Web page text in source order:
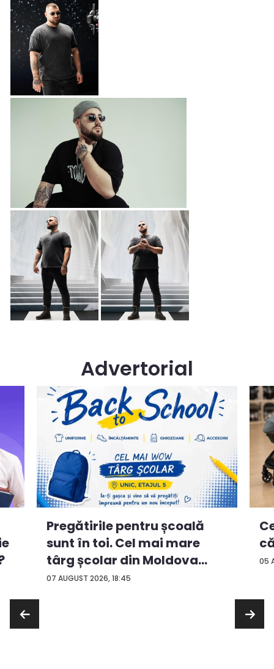
Advertorial
07 AUGUST 2026, 18:45
Pregătirile pentru școală
sunt în toi. Cel mai mare
târg școlar din Moldova
con...
05